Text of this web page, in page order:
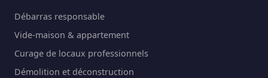
Débarras responsable
Vide-maison & appartement
Curage de locaux professionnels
Démolition et déconstruction